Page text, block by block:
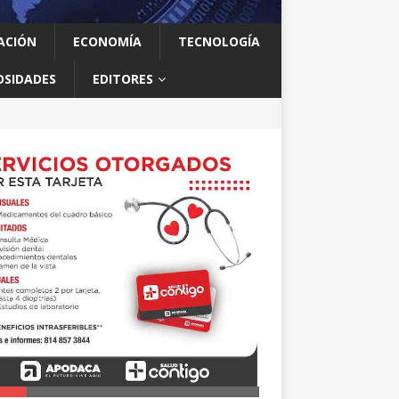
ECONOMÍA TECNOLOGÍA
EDITORES